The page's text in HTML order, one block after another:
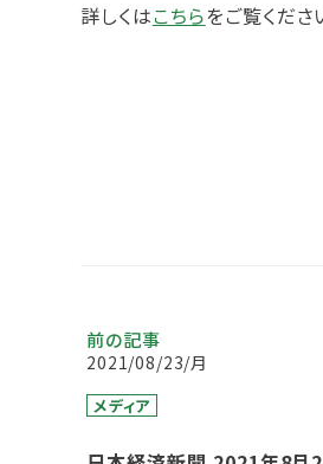
詳しくはこちらをご覧くださ
前の記事
2021/08/23/月
メディア